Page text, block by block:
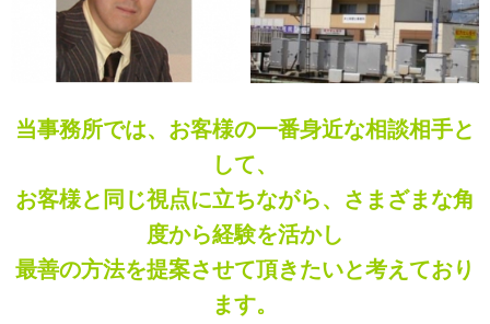
当事務所では、お客様の一番身近な相談相手と
して、
お客様と同じ視点に立ちながら、さまざまな角
度から経験を活かし
最善の方法を提案させて頂きたいと考えており
ます。